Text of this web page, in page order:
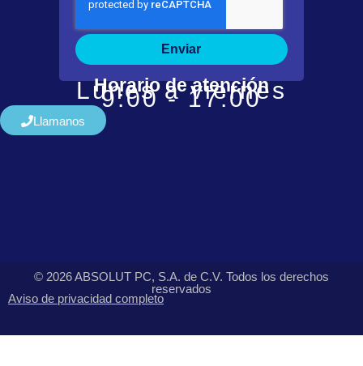
Enviar
Horario de atención
Lunes a viernes
9:00 - 17:00
Llamanos
© 2026 ABSOLUT PC, S.A. de C.V. Todos los derechos
reservados
Aviso de privacidad completo